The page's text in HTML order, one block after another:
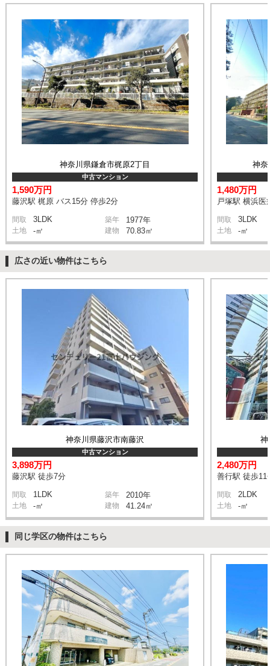
神奈川県鎌倉市梶原2丁目
中古マンション
1,590万円
藤沢駅 梶原 バス15分 停歩2分
間取 3LDK 築年 1977年
土地 -㎡ 建物 70.83㎡
神奈
1,480万円
戸塚駅 横浜医
間取 3LDK
土地 -㎡
広さの近い物件はこちら
神奈川県藤沢市南藤沢
中古マンション
3,898万円
藤沢駅 徒歩7分
間取 1LDK 築年 2010年
土地 -㎡ 建物 41.24㎡
神
2,480万円
善行駅 徒歩11
間取 2LDK
土地 -㎡
同じ学区の物件はこちら